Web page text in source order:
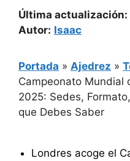
Última actualización:
Autor: Isaac
Portada » Ajedrez »
Campeonato Mundial
2025: Sedes,
que Debes Saber
Londres acoge el